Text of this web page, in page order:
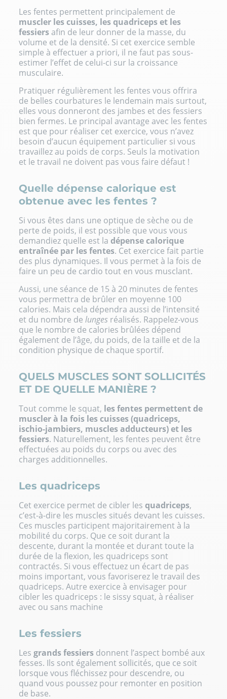
Les fentes permettent principalement de
muscler les cuisses, les quadriceps et les
fessiers afin de leur donner de la masse, du
volume et de la densité. Si cet exercice semble
simple à effectuer a priori, il ne faut pas sous-
estimer l’effet de celui-ci sur la croissance
musculaire.
Pratiquer régulièrement les fentes vous offrira
de belles courbatures le lendemain mais surtout,
elles vous donneront des jambes et des fessiers
bien fermes. Le principal avantage avec les fentes
est que pour réaliser cet exercice, vous n’avez
besoin d’aucun équipement particulier si vous
travaillez au poids de corps. Seuls la motivation
et le travail ne doivent pas vous faire défaut !
Quelle dépense calorique est
obtenue avec les fentes ?
Si vous êtes dans une optique de sèche ou de
perte de poids, il est possible que vous vous
demandiez quelle est ladépense calorique
entraînée par les fentes. Cet exercice fait partie
des plus dynamiques. Il vous permet à la fois de
faire un peu de cardio tout en vous musclant.
Aussi, une séance de 15 à 20 minutes de fentes
vous permettra de brûler en moyenne 100
calories. Mais cela dépendra aussi de l’intensité
et du nombre delunges réalisés. Rappelez-vous
que le nombre de calories brûlées dépend
également de l’âge, du poids, de la taille et de la
condition physique de chaque sportif.
QUELS MUSCLES SONT SOLLICITÉS
ET DE QUELLE MANIÈRE ?
Tout comme le squat, les fentes permettent de
muscler à la fois les cuisses (quadriceps,
ischio-jambiers, muscles adducteurs) et les
fessiers. Naturellement, les fentes peuvent être
effectuées au poids du corps ou avec des
charges additionnelles.
Les quadriceps
Cet exercice permet de cibler lesquadriceps,
c’est-à-dire les muscles situés devant les cuisses.
Ces muscles participent majoritairement à la
mobilité du corps. Que ce soit durant la
descente, durant la montée et durant toute la
durée de la flexion, les quadriceps sont
contractés. Si vous effectuez un écart de pas
moins important, vous favoriserez le travail des
quadriceps. Autre exercice à envisager pour
cibler les quadriceps : le sissy squat, à réaliser
avec ou sans machine
Les fessiers
Les grands fessiers donnent l’aspect bombé aux
fesses. Ils sont également sollicités, que ce soit
lorsque vous fléchissez pour descendre, ou
quand vous poussez pour remonter en position
de base.